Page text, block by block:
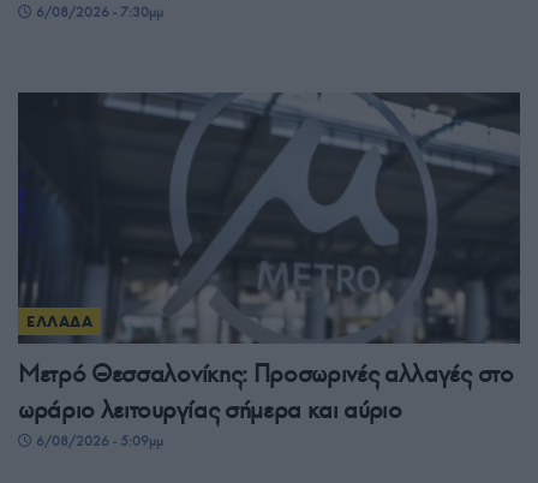
6/08/2026 - 7:30μμ
ΕΛΛΑΔΑ
Μετρό Θεσσαλονίκης: Προσωρινές αλλαγές στο
ωράριο λειτουργίας σήμερα και αύριο
6/08/2026 - 5:09μμ